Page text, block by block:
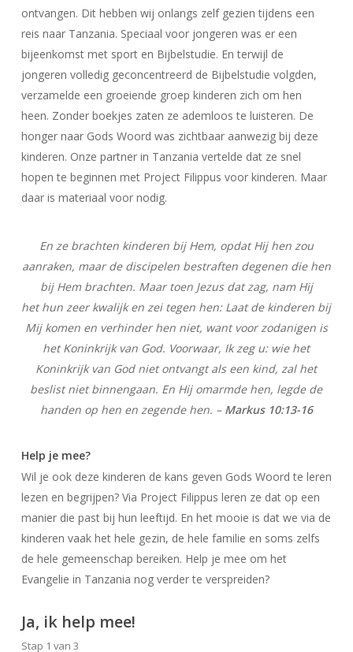
ontvangen. Dit hebben wij onlangs zelf gezien tijdens een
reis naar Tanzania. Speciaal voor jongeren was er een
bijeenkomst met sport en Bijbelstudie. En terwijl de
jongeren volledig geconcentreerd de Bijbelstudie volgden,
verzamelde een groeiende groep kinderen zich om hen
heen. Zonder boekjes zaten ze ademloos te luisteren. De
honger naar Gods Woord was zichtbaar aanwezig bij deze
kinderen. Onze partner in Tanzania vertelde dat ze snel
hopen te beginnen met Project Filippus voor kinderen. Maar
daar is materiaal voor nodig.
En ze brachten kinderen bij Hem, opdat Hij hen zou
aanraken, maar de discipelen bestraften degenen die hen
bij Hem brachten. Maar toen Jezus dat zag, nam Hij
het hun zeer kwalijk en zei tegen hen: Laat de kinderen bij
Mij komen en verhinder hen niet, want voor zodanigen is
het Koninkrijk van God. Voorwaar, Ik zeg u: wie het
Koninkrijk van God niet ontvangt als een kind, zal het
beslist niet binnengaan. En Hij omarmde hen, legde de
handen op hen en zegende hen. – Markus 10:13-16
Help je mee?
Wil je ook deze kinderen de kans geven Gods Woord te leren
lezen en begrijpen? Via Project Filippus leren ze dat op een
manier die past bij hun leeftijd. En het mooie is dat we via de
kinderen vaak het hele gezin, de hele familie en soms zelfs
de hele gemeenschap bereiken. Help je mee om het
Evangelie in Tanzania nog verder te verspreiden?
Ja, ik help mee!
Stap 1 van 3